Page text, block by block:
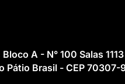
A - N° 100 Salas 1113
Pátio Brasil - CEP 70307-